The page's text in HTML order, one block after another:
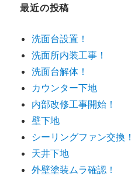
ー
最近の投稿
洗面台設置！
洗面所内装工事！
洗面台解体！
カウンター下地
内部改修工事開始！
壁下地
シーリングファン交換！
天井下地
外壁塗装ムラ確認！